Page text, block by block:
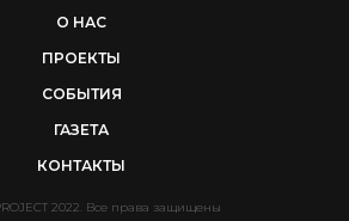
О НАС
ПРОЕКТЫ
CОБЫТИЯ
ГАЗЕТА
КОНТАКТЫ
2022. Все права защищены